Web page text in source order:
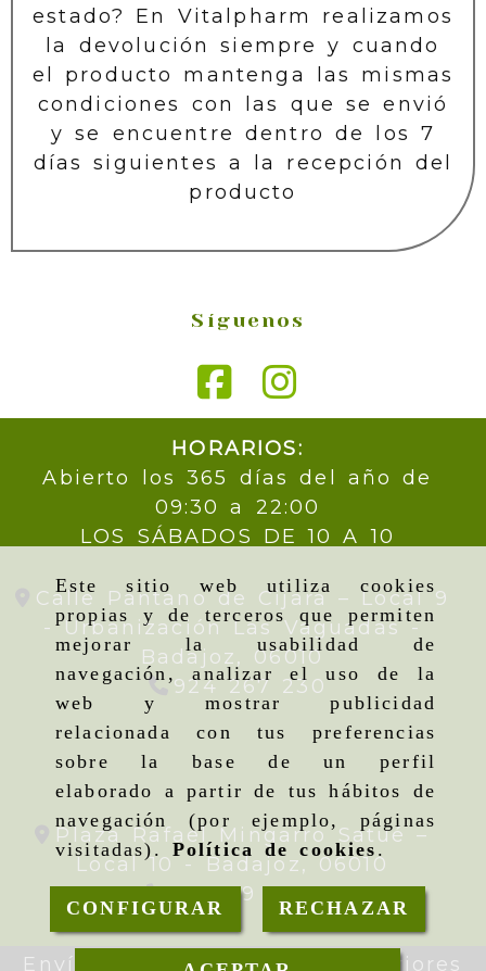
Este sitio web utiliza cookies
propias y de terceros que permiten
mejorar la usabilidad de
navegación, analizar el uso de la
web y mostrar publicidad
relacionada con tus preferencias
sobre la base de un perfil
elaborado a partir de tus hábitos de
navegación (por ejemplo, páginas
visitadas). Política de cookies .
CONFIGURAR RECHAZAR
estado? En Vitalpharm realizamos
la devolución siempre y cuando
el producto mantenga las mismas
condiciones con las que se envió
y se encuentre dentro de los 7
días siguientes a la recepción del
producto
Síguenos
HORARIOS:
Abierto los 365 días del año de
09:30 a 22:00
LOS SÁBADOS DE 10 A 10
Calle Pantano de Cijara – Local 9
- Urbanización Las Vaguadas -
Badajoz, 06010
924 267 230
Plaza Rafael Mingarro Satué –
Local 10 -
Badajoz, 06010
924 09 19 95
Envíos gratis en pedidos superiores